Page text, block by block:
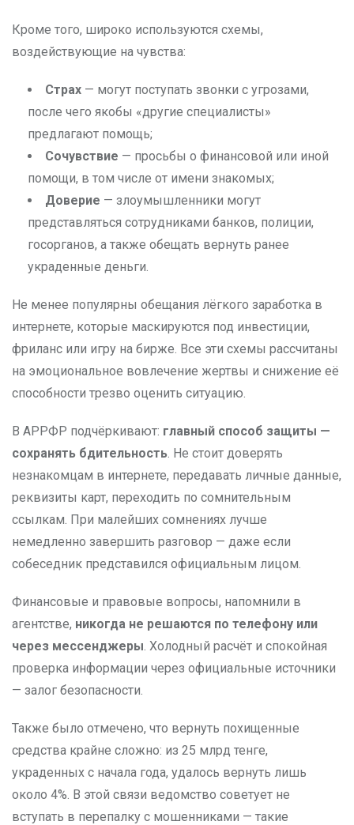
Кроме того, широко используются схемы,
воздействующие на чувства:
Страх — могут поступать звонки с угрозами,
после чего якобы «другие специалисты»
предлагают помощь;
Сочувствие — просьбы о финансовой или иной
помощи, в том числе от имени знакомых;
Доверие — злоумышленники могут
представляться сотрудниками банков, полиции,
госорганов, а также обещать вернуть ранее
украденные деньги.
Не менее популярны обещания лёгкого заработка в
интернете, которые маскируются под инвестиции,
фриланс или игру на бирже. Все эти схемы рассчитаны
на эмоциональное вовлечение жертвы и снижение её
способности трезво оценить ситуацию.
В АРРФР подчёркивают: главный способ защиты —
сохранять бдительность. Не стоит доверять
незнакомцам в интернете, передавать личные данные,
реквизиты карт, переходить по сомнительным
ссылкам. При малейших сомнениях лучше
немедленно завершить разговор — даже если
собеседник представился официальным лицом.
Финансовые и правовые вопросы, напомнили в
агентстве, никогда не решаются по телефону или
через мессенджеры. Холодный расчёт и спокойная
проверка информации через официальные источники
— залог безопасности.
Также было отмечено, что вернуть похищенные
средства крайне сложно: из 25 млрд тенге,
украденных с начала года, удалось вернуть лишь
около 4%. В этой связи ведомство советует не
вступать в перепалку с мошенниками — такие